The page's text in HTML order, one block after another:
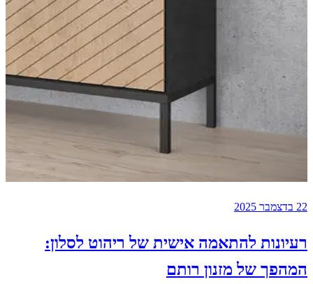
22 בדצמבר 2025
רעיונות להתאמה אישית של ריהוט לסלון:
המהפך של מזנון רותם